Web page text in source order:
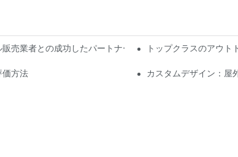
売業者との成功したパートナーシップトップクラスのアウト
価方法 カスタムデザイン：屋